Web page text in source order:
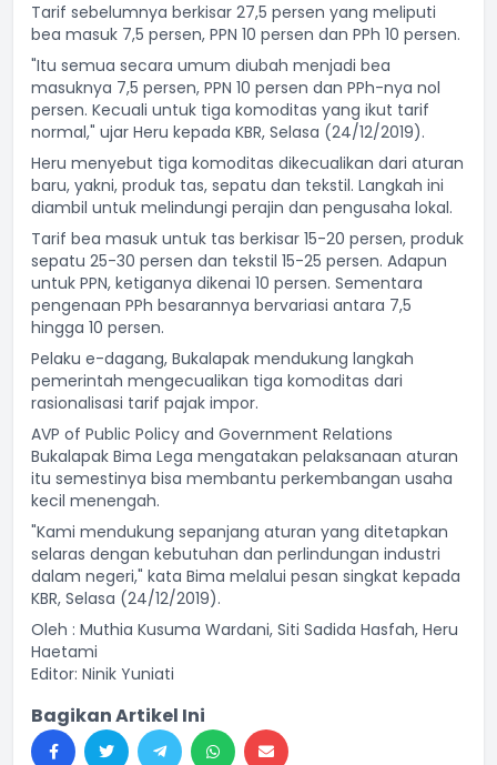
Tarif sebelumnya berkisar 27,5 persen yang meliputi
bea masuk 7,5 persen, PPN 10 persen dan PPh 10 persen.
"Itu semua secara umum diubah menjadi bea
masuknya 7,5 persen, PPN 10 persen dan PPh-nya nol
persen. Kecuali untuk tiga komoditas yang ikut tarif
normal," ujar Heru kepada KBR, Selasa (24/12/2019).
Heru menyebut tiga komoditas dikecualikan dari aturan
baru, yakni, produk tas, sepatu dan tekstil. Langkah ini
diambil untuk melindungi perajin dan pengusaha lokal.
Tarif bea masuk untuk tas berkisar 15-20 persen, produk
sepatu 25-30 persen dan tekstil 15-25 persen. Adapun
untuk PPN, ketiganya dikenai 10 persen. Sementara
pengenaan PPh besarannya bervariasi antara 7,5
hingga 10 persen.
Pelaku e-dagang, Bukalapak mendukung langkah
pemerintah mengecualikan tiga komoditas dari
rasionalisasi tarif pajak impor.
AVP of Public Policy and Government Relations
Bukalapak Bima Lega mengatakan pelaksanaan aturan
itu semestinya bisa membantu perkembangan usaha
kecil menengah.
"Kami mendukung sepanjang aturan yang ditetapkan
selaras dengan kebutuhan dan perlindungan industri
dalam negeri," kata Bima melalui pesan singkat kepada
KBR, Selasa (24/12/2019).
Oleh : Muthia Kusuma Wardani, Siti Sadida Hasfah, Heru
Haetami
Editor: Ninik Yuniati
Bagikan Artikel Ini